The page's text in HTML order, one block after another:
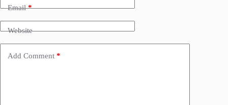
Email*
Website
Add Comment *